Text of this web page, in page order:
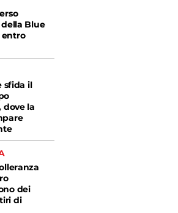
Blue
entro
sfida il
dove la
dei
di